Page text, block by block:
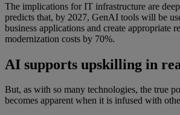
The implications for IT infrastructure are
predicts that, by 2027, GenAI tools will be
business applications and create appropriate
modernization costs by 70%.
AI supports upskilling in
But, as with so many technologies, the true
becomes apparent when it is infused with